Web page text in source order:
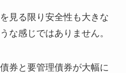
見る限り安全性も大きな
な感じではありません。
券と要管理債券が大幅に